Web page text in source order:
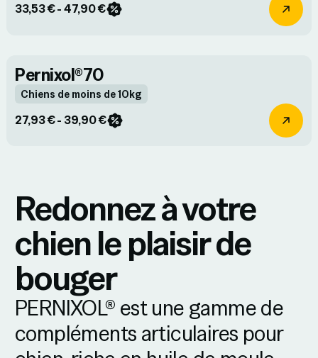
33,53 € - 47,90 €
Pernixol®70
Chiens de moins de 10kg
27,93 € - 39,90 €
Redonnez à votre
chien le plaisir de
bouger
PERNIXOL® est une gamme de
compléments articulaires pour